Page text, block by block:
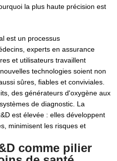
la plus haute précision est
est un processus
experts en assurance
et utilisateurs travaillent
technologies soient non
sûres, fiables et conviviales.
des générateurs d'oxygène aux
de diagnostic. La
est élevée : elles développent
minimisent les risques et
comme pilier